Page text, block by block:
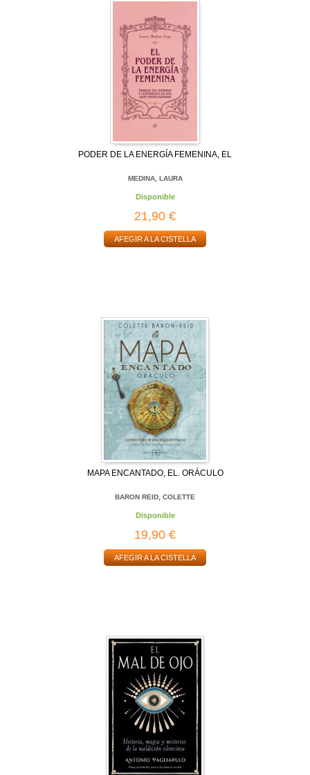
PODER DE LA ENERGÍA FEMENINA, EL
MEDINA, LAURA
Disponible
21,90 €
AFEGIR A LA CISTELLA
MAPA ENCANTADO, EL. ORÁCULO
BARON REID, COLETTE
Disponible
19,90 €
AFEGIR A LA CISTELLA